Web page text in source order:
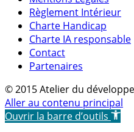
Règlement Intérieur
Charte Handicap
Charte IA responsable
Contact
Partenaires
© 2015 Atelier du
Aller au contenu principal
Ouvrir la barre d’outils